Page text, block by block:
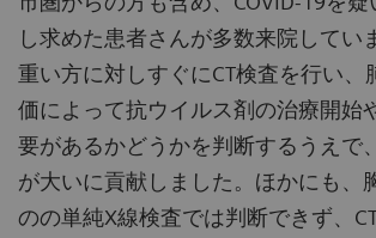
し求めた患者さんが多数来院してい
重い方に対しすぐにCT検査を行い、
価によって抗ウイルス剤の治療開始
要があるかどうかを判断するうえで
が大いに貢献しました。ほかにも、
のの単純X線検査では判断できず、